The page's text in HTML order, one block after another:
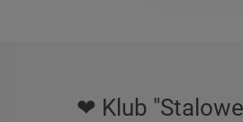
❤ Klub